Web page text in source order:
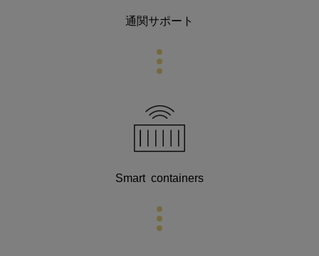
通関サポート
Smart containers